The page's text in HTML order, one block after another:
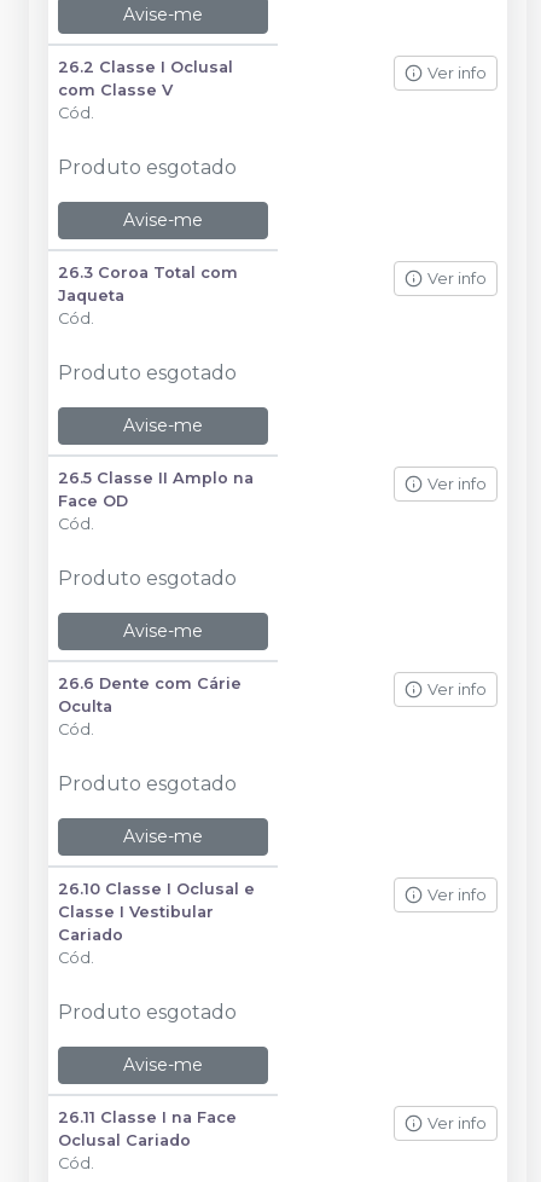
Avise-me
26.2 Classe I Oclusal
com Classe V
Cód.
Ver info
Produto esgotado
Avise-me
26.3 Coroa Total com
Jaqueta
Cód.
Ver info
Produto esgotado
Avise-me
26.5 Classe II Amplo na
Face OD
Cód.
Ver info
Produto esgotado
Avise-me
26.6 Dente com Cárie
Oculta
Cód.
Ver info
Produto esgotado
Avise-me
26.10 Classe I Oclusal e
Classe I Vestibular
Cariado
Cód.
Ver info
Produto esgotado
Avise-me
26.11 Classe I na Face
Oclusal Cariado
Cód.
Ver info